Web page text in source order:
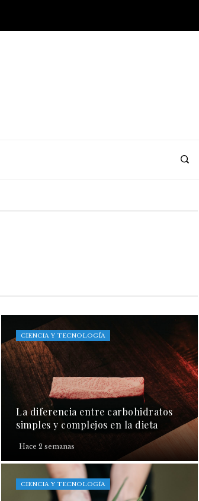
CIENCIA Y TECNOLOGÍA
La diferencia entre carbohidratos
simples y complejos en la dieta
Hace 2 semanas
CIENCIA Y TECNOLOGÍA